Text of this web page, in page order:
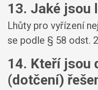
13. Jaké jsou
Lhůty pro vyřízení
se podle § 58 odst.
14. Kteří jsou
(dotčení)